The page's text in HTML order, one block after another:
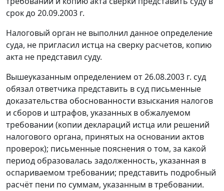
срок до 20.09.2003 г.
Налоговый орган не выполнил данное определение
суда, не пригласил истца на сверку расчетов, копию
акта не представил суду.
Вышеуказанным определением от 26.08.2003 г. суд
обязал ответчика представить в суд письменные
доказательства обоснованности взыскания налогов
и сборов и штрафов, указанных в обжалуемом
требовании (копии деклараций истца или решений
налогового органа, принятых на основании актов
проверок); письменные пояснения о том, за какой
период образовалась задолженность, указанная в
оспариваемом требовании; представить подробный
расчёт пени по суммам, указанным в требовании.